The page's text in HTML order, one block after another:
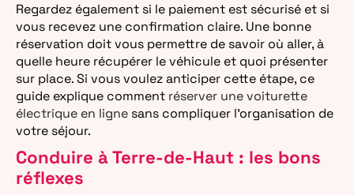
Regardez également si le paiement est sécurisé et si
vous recevez une confirmation claire. Une bonne
réservation doit vous permettre de savoir où aller, à
quelle heure récupérer le véhicule et quoi présenter
sur place. Si vous voulez anticiper cette étape, ce
guide explique comment réserver une voiturette
électrique en ligne sans compliquer l’organisation de
votre séjour.
Conduire à Terre-de-Haut : les bons
réflexes